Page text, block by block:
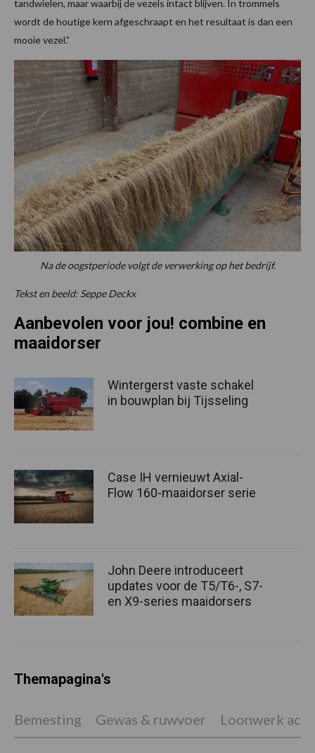
tandwielen, maar waarbij de vezels intact blijven. In trommels
wordt de houtige kern afgeschraapt en het resultaat is dan een
mooie vezel.”
Na de oogstperiode volgt de verwerking op het bedrijf.
Tekst en beeld: Seppe Deckx
Aanbevolen voor jou! combine en
maaidorser
Wintergerst vaste schakel
in bouwplan bij Tijsseling
Case IH vernieuwt Axial-
Flow 160-maaidorser serie
John Deere introduceert
updates voor de T5/T6-, S7-
en X9-series maaidorsers
Themapagina's
Bemesting Gewas & ruwvoer Loonwerk